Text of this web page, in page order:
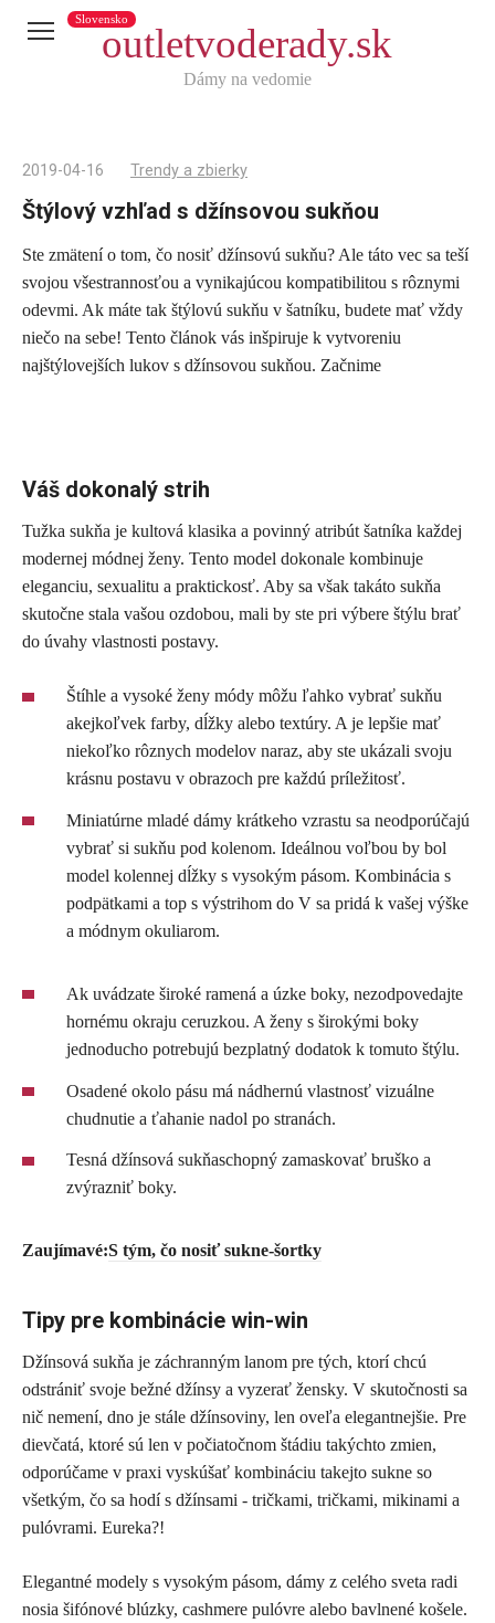
outletvoderady.sk
Slovensko
Dámy na vedomie
2019-04-16 Trendy a zbierky
Štýlový vzhľad s džínsovou sukňou
Ste zmätení o tom, čo nosiť džínsovú sukňu? Ale táto vec sa teší
svojou všestrannosťou a vynikajúcou kompatibilitou s rôznymi
odevmi. Ak máte tak štýlovú sukňu v šatníku, budete mať vždy
niečo na sebe! Tento článok vás inšpiruje k vytvoreniu
najštýlovejších lukov s džínsovou sukňou. Začnime
Váš dokonalý strih
Tužka sukňa je kultová klasika a povinný atribút šatníka každej
modernej módnej ženy. Tento model dokonale kombinuje
eleganciu, sexualitu a praktickosť. Aby sa však takáto sukňa
skutočne stala vašou ozdobou, mali by ste pri výbere štýlu brať
do úvahy vlastnosti postavy.
Štíhle a vysoké ženy módy môžu ľahko vybrať sukňu
akejkoľvek farby, dĺžky alebo textúry. A je lepšie mať
niekoľko rôznych modelov naraz, aby ste ukázali svoju
krásnu postavu v obrazoch pre každú príležitosť.
Miniatúrne mladé dámy krátkeho vzrastu sa neodporúčajú
vybrať si sukňu pod kolenom. Ideálnou voľbou by bol
model kolennej dĺžky s vysokým pásom. Kombinácia s
podpätkami a top s výstrihom do V sa pridá k vašej výške
a módnym okuliarom.
Ak uvádzate široké ramená a úzke boky, nezodpovedajte
hornému okraju ceruzkou. A ženy s širokými boky
jednoducho potrebujú bezplatný dodatok k tomuto štýlu.
Osadené okolo pásu má nádhernú vlastnosť vizuálne
chudnutie a ťahanie nadol po stranách.
Tesná džínsová sukňaschopný zamaskovať bruško a
zvýrazniť boky.
Zaujímavé:S tým, čo nosiť sukne-šortky
Tipy pre kombinácie win-win
Džínsová sukňa je záchranným lanom pre tých, ktorí chcú
odstrániť svoje bežné džínsy a vyzerať žensky. V skutočnosti sa
nič nemení, dno je stále džínsoviny, len oveľa elegantnejšie. Pre
dievčatá, ktoré sú len v počiatočnom štádiu takýchto zmien,
odporúčame v praxi vyskúšať kombináciu takejto sukne so
všetkým, čo sa hodí s džínsami - tričkami, tričkami, mikinami a
pulóvrami. Eureka?!
Elegantné modely s vysokým pásom, dámy z celého sveta radi
nosia šifónové blúzky, cashmere pulóvre alebo bavlnené košele.
Telegram
reddit
Tumblr